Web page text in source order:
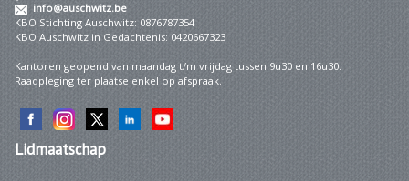
info@auschwitz.be
KBO Stichting Auschwitz: 0876787354
KBO Auschwitz in Gedachtenis: 0420667323
Kantoren geopend van maandag t/m vrijdag tussen 9u30 en 16u30.
Raadpleging ter plaatse enkel op afspraak.
Lidmaatschap